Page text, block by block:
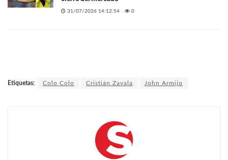
31/07/2026 14:12:54 0
Etiquetas: Colo Colo Cristián Zavala John Armijo